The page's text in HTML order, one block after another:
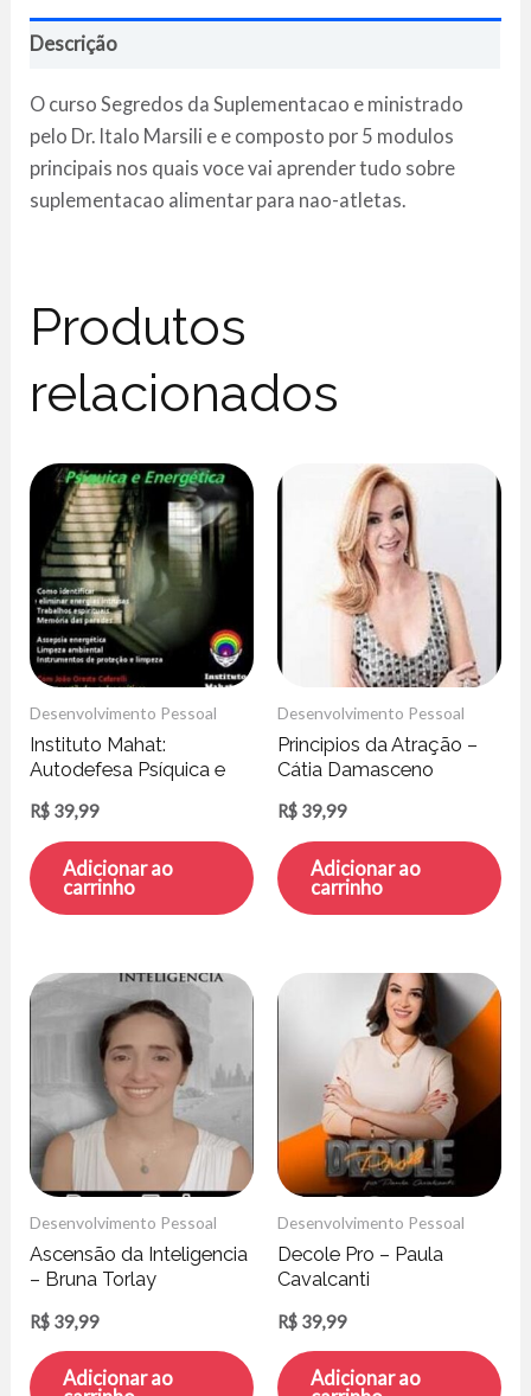
Descrição
O curso Segredos da Suplementacao e ministrado
pelo Dr. Italo Marsili e e composto por 5 modulos
principais nos quais voce vai aprender tudo sobre
suplementacao alimentar para nao-atletas.
Produtos
relacionados
Desenvolvimento Pessoal
Instituto Mahat:
Autodefesa Psíquica e
Cafarelli
R$ 39,99
Adicionar ao
carrinho
Desenvolvimento Pessoal
Principios da Atração –
Cátia Damasceno
R$ 39,99
Adicionar ao
carrinho
Desenvolvimento Pessoal
Ascensão da Inteligencia
– Bruna Torlay
R$ 39,99
Adicionar ao
Desenvolvimento Pessoal
Decole Pro – Paula
Cavalcanti
R$ 39,99
Adicionar ao